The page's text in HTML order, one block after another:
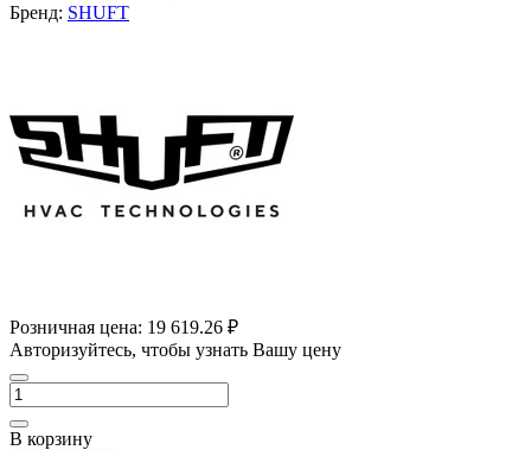
Бренд: SHUFT
Розничная цена: 19 619.26 ₽
Авторизуйтесь, чтобы узнать Вашу цену
В корзину